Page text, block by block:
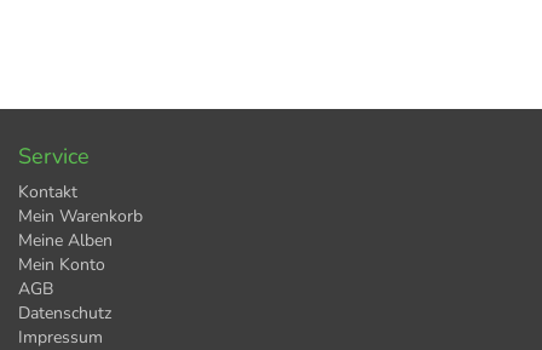
Service
Kontakt
Mein Warenkorb
Meine Alben
Mein Konto
AGB
Datenschutz
Impressum